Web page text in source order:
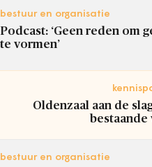
bestuur en organisatie
Podcast: ‘Geen reden om
te vormen’
Oldenzaal aan de
bestaande
bestuur en organisatie